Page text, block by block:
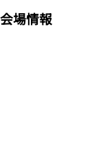
会場情報